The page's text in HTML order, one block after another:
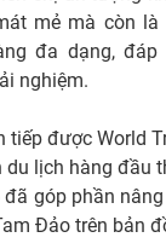
mẻ mà còn
đa dạng,
nghiệm.
tiếp được World
du lịch hàng đầu
góp phần
Đảo trên bản